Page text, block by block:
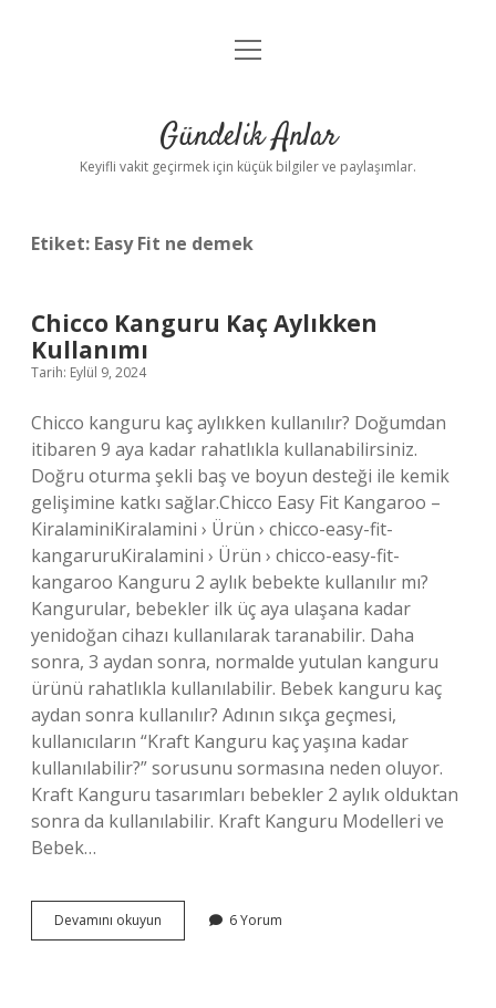
Anasayfa
Yasal Uyarı
menüyü
Gündelik Anlar
Keyifli vakit geçirmek için küçük bilgiler ve paylaşımlar.
Etiket: Easy Fit ne demek
Chicco Kanguru Kaç Aylıkken
Kullanımı
Tarih: Eylül 9, 2024
Chicco kanguru kaç aylıkken kullanılır? Doğumdan
itibaren 9 aya kadar rahatlıkla kullanabilirsiniz.
Doğru oturma şekli baş ve boyun desteği ile kemik
gelişimine katkı sağlar.Chicco Easy Fit Kangaroo –
KiralaminiKiralamini › Ürün › chicco-easy-fit-
kangaruruKiralamini › Ürün › chicco-easy-fit-
kangaroo Kanguru 2 aylık bebekte kullanılır mı?
Kangurular, bebekler ilk üç aya ulaşana kadar
yenidoğan cihazı kullanılarak taranabilir. Daha
sonra, 3 aydan sonra, normalde yutulan kanguru
ürünü rahatlıkla kullanılabilir. Bebek kanguru kaç
aydan sonra kullanılır? Adının sıkça geçmesi,
kullanıcıların “Kraft Kanguru kaç yaşına kadar
kullanılabilir?” sorusunu sormasına neden oluyor.
Kraft Kanguru tasarımları bebekler 2 aylık olduktan
sonra da kullanılabilir. Kraft Kanguru Modelleri ve
Bebek…
Devamını okuyun
Kanguru
6 Yorum